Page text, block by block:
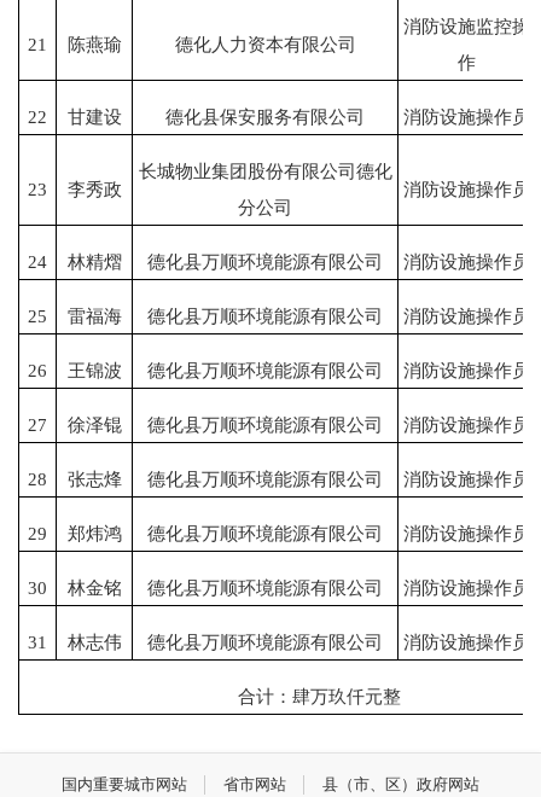
21 陈燕瑜 德化人力资本有限公司
消防设施监控操
作
22 甘建设 德化县保安服务有限公司 消防设施操作员
23 李秀政
长城物业集团股份有限公司德化
分公司
消防设施操作员
24 林精熠 德化县万顺环境能源有限公司 消防设施操作员
25 雷福海 德化县万顺环境能源有限公司 消防设施操作员
26 王锦波 德化县万顺环境能源有限公司 消防设施操作员
27 徐泽锟 德化县万顺环境能源有限公司 消防设施操作员
28 张志烽 德化县万顺环境能源有限公司 消防设施操作员
29 郑炜鸿 德化县万顺环境能源有限公司 消防设施操作员
30 林金铭 德化县万顺环境能源有限公司 消防设施操作员
31 林志伟 德化县万顺环境能源有限公司 消防设施操作员
合计：肆万玖仟元整
国内重要城市网站 省市网站 县（市、区）政府网站